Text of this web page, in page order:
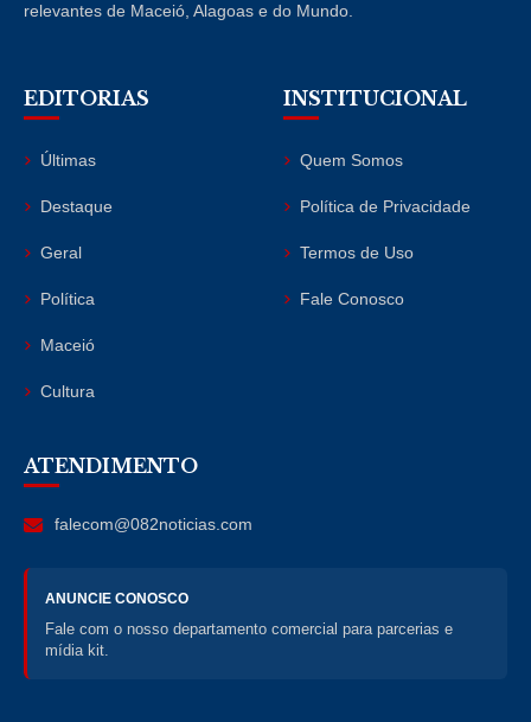
relevantes de Maceió, Alagoas e do Mundo.
EDITORIAS
Últimas
Destaque
Geral
Política
Maceió
Cultura
INSTITUCIONAL
Quem Somos
Política de Privacidade
Termos de Uso
Fale Conosco
ATENDIMENTO
falecom@082noticias.com
ANUNCIE CONOSCO
Fale com o nosso departamento comercial para parcerias e
mídia kit.